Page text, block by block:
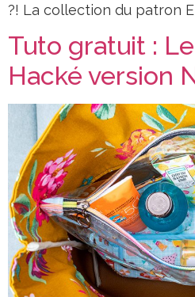
?! La collection du patron
Tuto gratuit :
Hacké version